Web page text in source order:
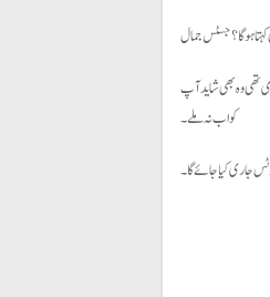
ہوگا؟ جسٹس جمال
تھی وہ بھی شاید آپ
کو اب نہ ملے۔
جاری کیا جائے گا۔